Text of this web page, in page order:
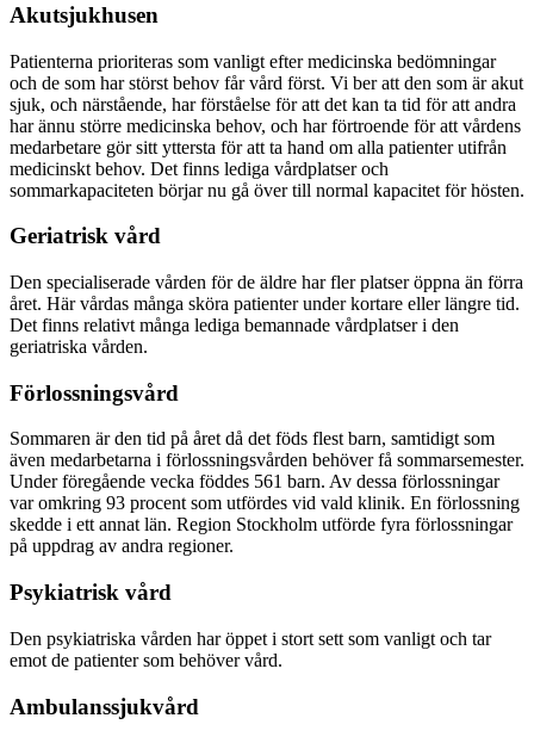
Akutsjukhusen
Patienterna prioriteras som vanligt efter medicinska bedömningar
och de som har störst behov får vård först. Vi ber att den som är akut
sjuk, och närstående, har förståelse för att det kan ta tid för att andra
har ännu större medicinska behov, och har förtroende för att vårdens
medarbetare gör sitt yttersta för att ta hand om alla patienter utifrån
medicinskt behov. Det finns lediga vårdplatser och
sommarkapaciteten börjar nu gå över till normal kapacitet för hösten.
Geriatrisk vård
Den specialiserade vården för de äldre har fler platser öppna än förra
året. Här vårdas många sköra patienter under kortare eller längre tid.
Det finns relativt många lediga bemannade vårdplatser i den
geriatriska vården.
Förlossningsvård
Sommaren är den tid på året då det föds flest barn, samtidigt som
även medarbetarna i förlossningsvården behöver få sommarsemester.
Under föregående vecka föddes 561 barn. Av dessa förlossningar
var omkring 93 procent som utfördes vid vald klinik. En förlossning
skedde i ett annat län. Region Stockholm utförde fyra förlossningar
på uppdrag av andra regioner.
Psykiatrisk vård
Den psykiatriska vården har öppet i stort sett som vanligt och tar
emot de patienter som behöver vård.
Ambulanssjukvård